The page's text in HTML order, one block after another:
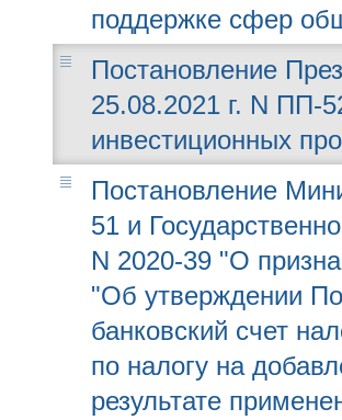
поддержке сфер
Постановление
25.08.2021 г. N ПП-
инвестиционных
Постановление
51 и
N 2020-39 "О
"Об утверждении
банковский счет
по налогу на
результате